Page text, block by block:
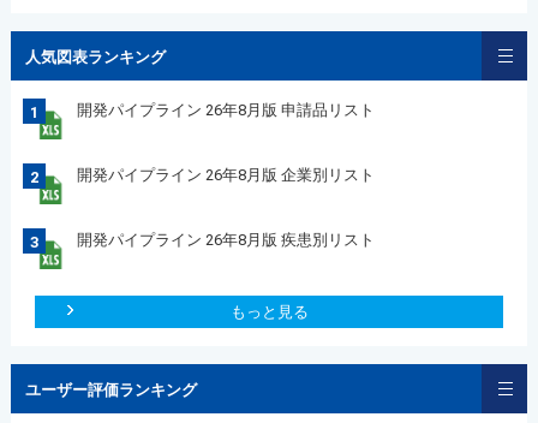
人気図表ランキング
1 開発パイプライン 26年8月版 申請品リスト
2 開発パイプライン 26年8月版 企業別リスト
3 開発パイプライン 26年8月版 疾患別リスト
もっと見る
ユーザー評価ランキング